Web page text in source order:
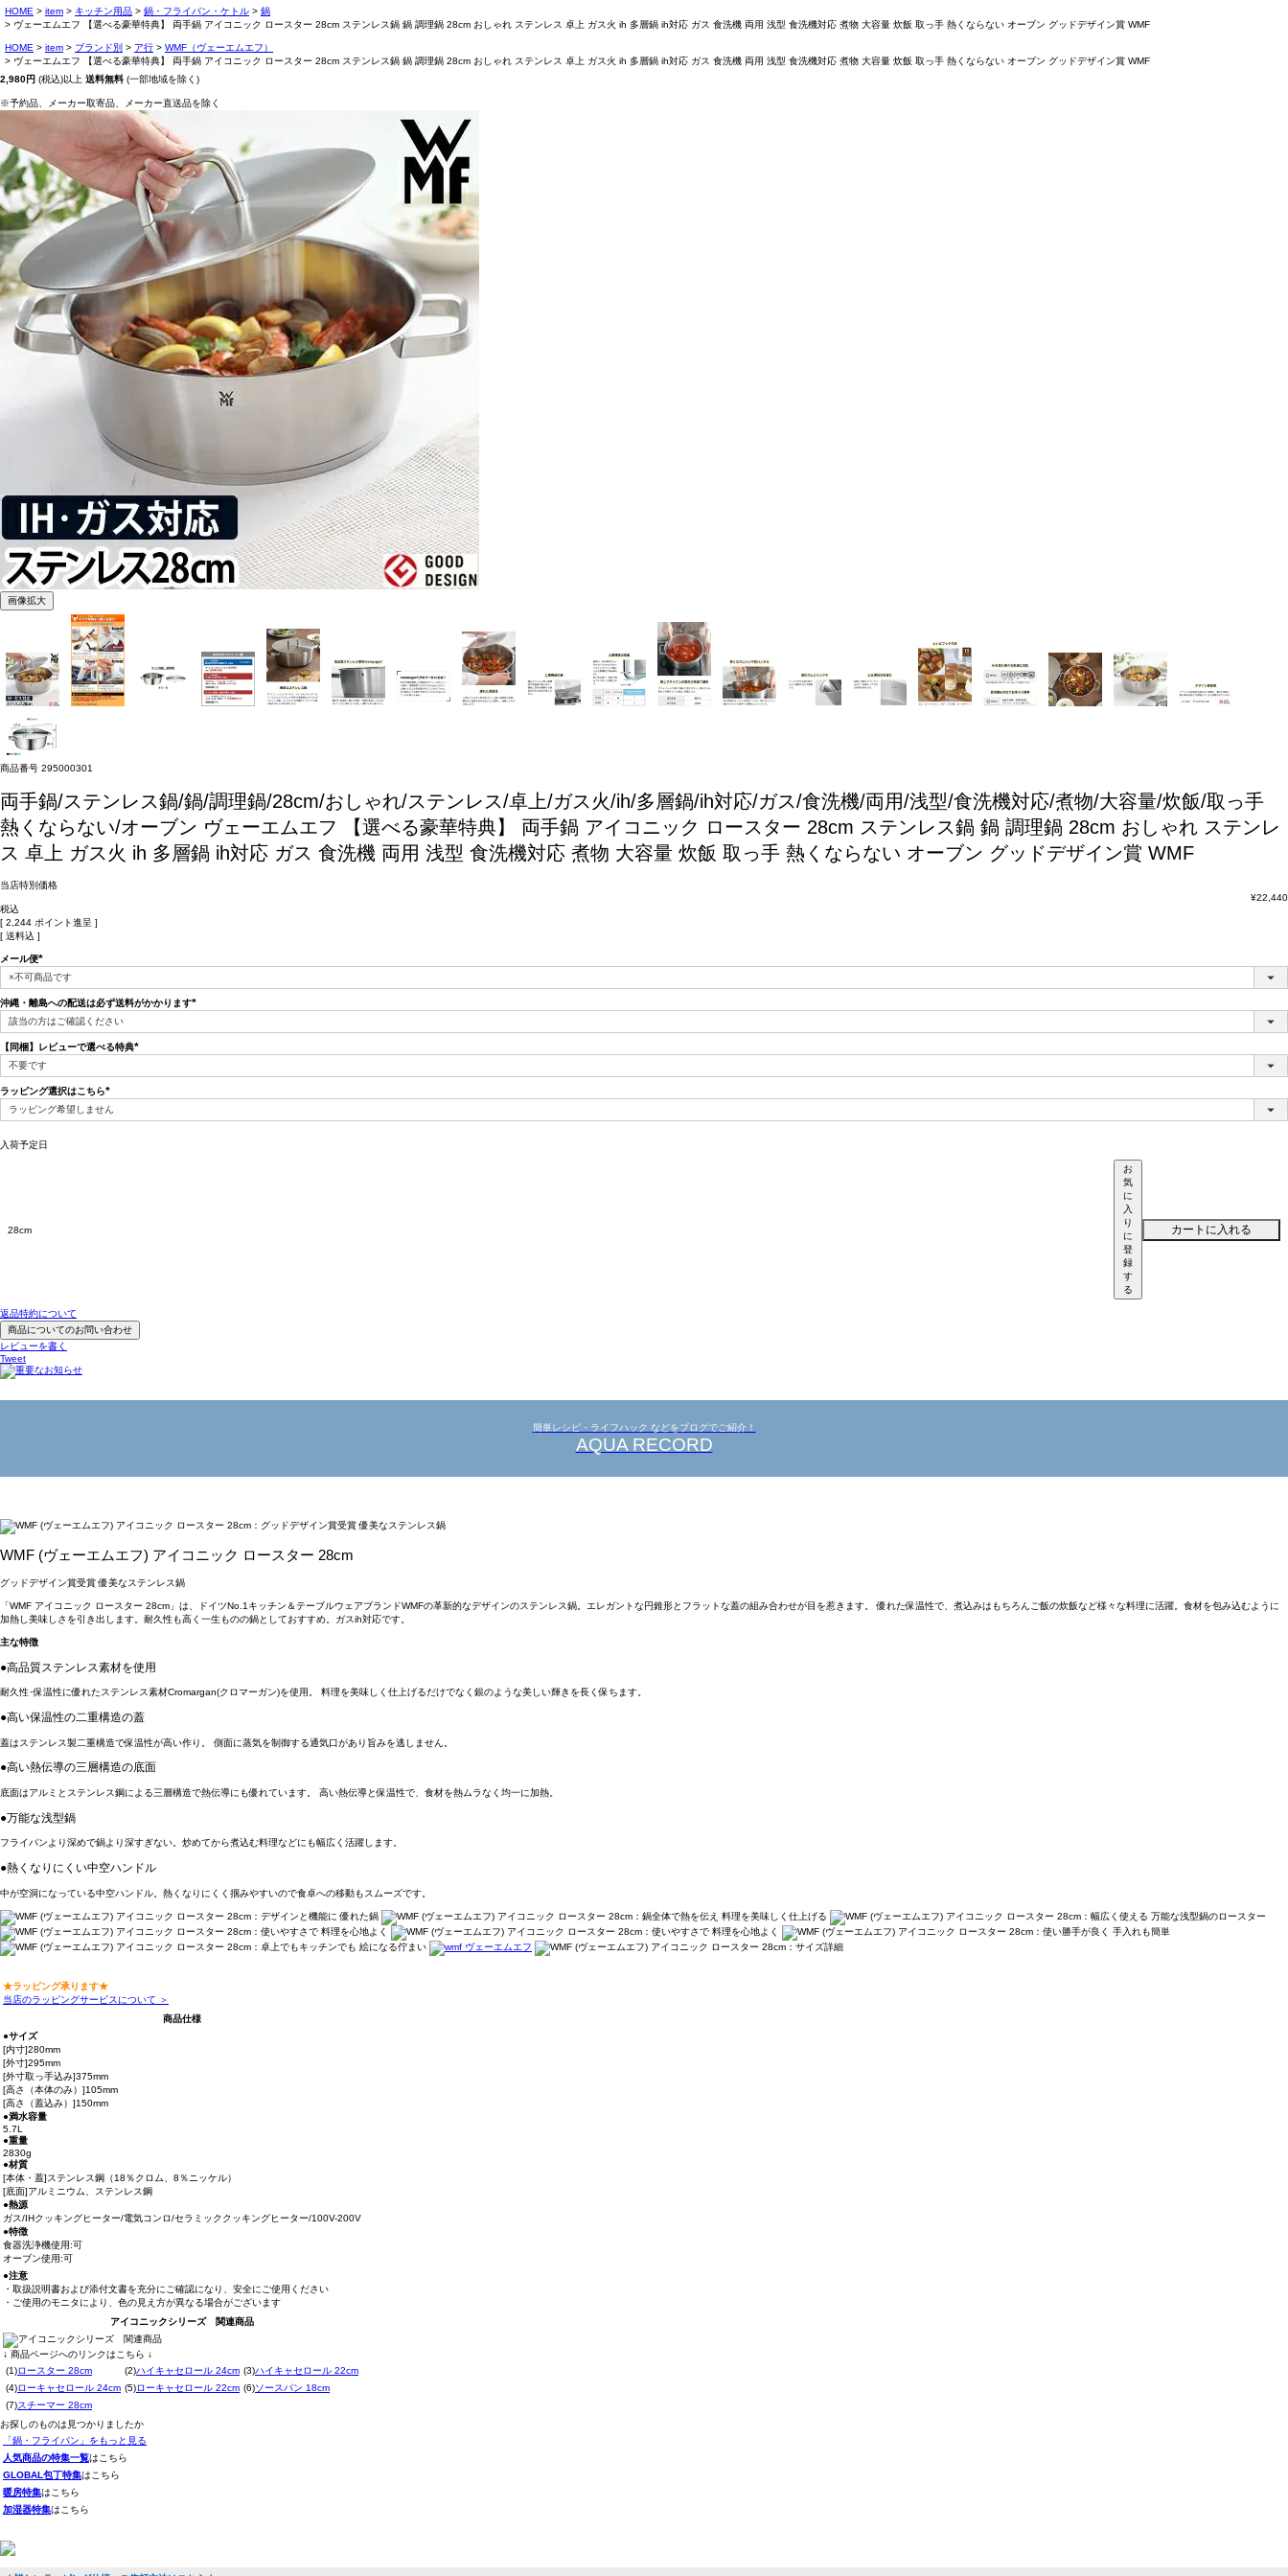
HOME item キッチン用品 鍋・フライパン・ケトル
鍋
ヴェーエムエフ 【選べる豪華特典】 両手鍋 アイコニック ロースター 28cm ステンレス鍋 鍋 調理鍋 28cm おしゃれ ステンレス 卓上 ガス火 ih 多層鍋 ih対応 ガス 食洗機 両用 浅型 食洗機対応 煮物 大容量 炊飯 取っ手 熱くならない オーブン グッドデザイン賞 WMF
HOME item ブランド別 ア行
WMF（ヴェーエムエフ）
ヴェーエムエフ 【選べる豪華特典】 両手鍋 アイコニック ロースター 28cm ステンレス鍋 鍋 調理鍋 28cm おしゃれ ステンレス 卓上 ガス火 ih 多層鍋 ih対応 ガス 食洗機 両用 浅型 食洗機対応 煮物 大容量 炊飯 取っ手 熱くならない オーブン グッドデザイン賞 WMF
2,980円 (税込)以上 送料無料 (一部地域を除く)
※予約品、メーカー取寄品、メーカー直送品を除く
画像拡大
商品番号 295000301
両手鍋/ステンレス鍋/鍋/調理鍋/28cm/おしゃれ/ステンレス/卓上/ガス火/ih/多層鍋/ih対応/ガス/食洗機/両用/浅型/食洗機対応/煮物/大容量/炊飯/取っ手
熱くならない/オーブン ヴェーエムエフ 【選べる豪華特典】 両手鍋 アイコニック ロースター 28cm ステンレス鍋 鍋 調理鍋 28cm おしゃれ ステンレ
ス 卓上 ガス火 ih 多層鍋 ih対応 ガス 食洗機 両用 浅型 食洗機対応 煮物 大容量 炊飯 取っ手 熱くならない オーブン グッドデザイン賞 WMF
当店特別価格
¥22,440
税込
[ 2,244 ポイント進呈 ]
送料込
メール便
(必
須)
沖縄・離島への配送は必ず送料がかかります
【同梱】レビューで選べる特典
ラッピング選択はこちら
(必
入荷予定日
28cm
お
気
に
入
り
に
登
録
す
る
カートに入れる
返品特約について
商品についてのお問い合わせ
レビューを書く
Tweet
簡単レシピ・ライフハック などをブログでご紹介！
AQUA RECORD
WMF (ヴェーエムエフ) アイコニック ロースター 28cm
グッドデザイン賞受賞 優美なステンレス鍋
「WMF アイコニック ロースター 28cm」は、ドイツNo.1キッチン＆テーブルウェアブランドWMFの革新的なデザインのステンレス鍋。エレガントな円錐形とフラットな蓋の組み合わせが目を惹きます。 優れた保温性で、煮込みはもちろんご飯の炊飯など様々な料理に活躍。食材を包み込むように
加熱し美味しさを引き出します。耐久性も高く一生ものの鍋としておすすめ。ガスih対応です。
主な特徴
●高品質ステンレス素材を使用
耐久性･保温性に優れたステンレス素材Cromargan(クロマーガン)を使用。 料理を美味しく仕上げるだけでなく銀のような美しい輝きを長く保ちます。
●高い保温性の二重構造の蓋
蓋はステンレス製二重構造で保温性が高い作り。 側面に蒸気を制御する通気口があり旨みを逃しません。
●高い熱伝導の三層構造の底面
底面はアルミとステンレス鋼による三層構造で熱伝導にも優れています。 高い熱伝導と保温性で、食材を熱ムラなく均一に加熱。
●万能な浅型鍋
フライパンより深めで鍋より深すぎない。炒めてから煮込む料理などにも幅広く活躍します。
●熱くなりにくい中空ハンドル
中が空洞になっている中空ハンドル。熱くなりにくく掴みやすいので食卓への移動もスムーズです。
★ラッピング承ります★
当店のラッピングサービスについて ＞
商品仕様
●サイズ
[内寸]280mm
[外寸]295mm
[外寸取っ手込み]375mm
[高さ（本体のみ）]105mm
[高さ（蓋込み）]150mm
●満水容量
5.7L
●重量
2830g
●材質
[本体・蓋]ステンレス鋼（18％クロム、8％ニッケル）
[底面]アルミニウム、ステンレス鋼
●熱源
ガス/IHクッキングヒーター/電気コンロ/セラミッククッキングヒーター/100V-200V
●特徴
食器洗浄機使用:可
オーブン使用:可
●注意
・取扱説明書および添付文書を充分にご確認になり、安全にご使用ください
・ご使用のモニタにより、色の見え方が異なる場合がございます
アイコニックシリーズ 関連商品
↓ 商品ページへのリンクはこちら ↓
(1)ロースター 28cm (2)ハイキャセロール 24cm (3)ハイキャセロール 22cm
(4)ローキャセロール 24cm (5)ローキャセロール 22cm (6)ソースパン 18cm
(7)スチーマー 28cm
お探しのものは見つかりましたか
「鍋・フライパン」をもっと見る
人気商品の特集一覧はこちら
GLOBAL包丁特集はこちら
暖房特集はこちら
加湿器特集はこちら